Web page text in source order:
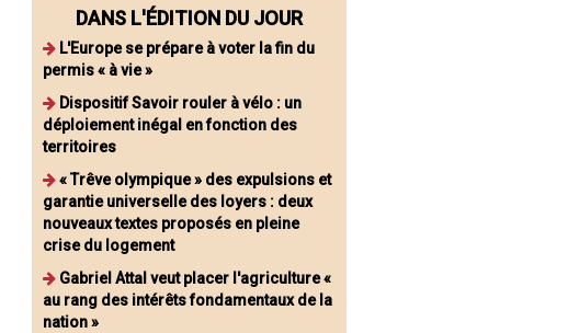
DANS L'ÉDITION DU JOUR
L'Europe se prépare à voter la fin du
permis « à vie »
Dispositif Savoir rouler à vélo : un
déploiement inégal en fonction des
territoires
« Trêve olympique » des expulsions et
garantie universelle des loyers : deux
nouveaux textes proposés en pleine
crise du logement
Gabriel Attal veut placer l'agriculture «
au rang des intérêts fondamentaux de la
nation »